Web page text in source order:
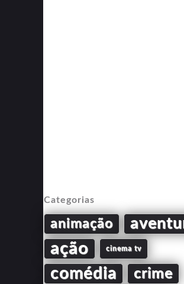
Categorias
animação
ação cinema tv
comédia crime